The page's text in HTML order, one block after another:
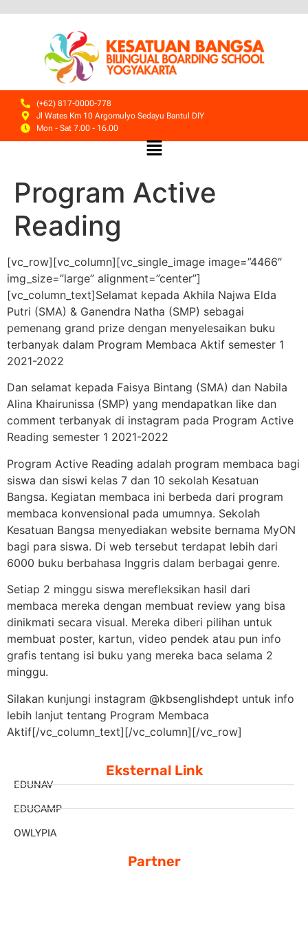
(+62) 817-0000-778
Jl Wates Km 10 Argomulyo Sedayu Bantul DIY
Mon - Sat 7.00 - 16.00
Program Active
Reading
[vc_row][vc_column][vc_single_image image=”4466″
img_size=”large” alignment=”center”]
[vc_column_text]Selamat kepada Akhila Najwa Elda
Putri (SMA) & Ganendra Natha (SMP) sebagai
pemenang grand prize dengan menyelesaikan buku
terbanyak dalam Program Membaca Aktif semester 1
2021-2022
Dan selamat kepada Faisya Bintang (SMA) dan Nabila
Alina Khairunissa (SMP) yang mendapatkan like dan
comment terbanyak di instagram pada Program Active
Reading semester 1 2021-2022
Program Active Reading adalah program membaca bagi
siswa dan siswi kelas 7 dan 10 sekolah Kesatuan
Bangsa. Kegiatan membaca ini berbeda dari program
membaca konvensional pada umumnya. Sekolah
Kesatuan Bangsa menyediakan website bernama MyON
bagi para siswa. Di web tersebut terdapat lebih dari
6000 buku berbahasa Inggris dalam berbagai genre.
Setiap 2 minggu siswa merefleksikan hasil dari
membaca mereka dengan membuat review yang bisa
dinikmati secara visual. Mereka diberi pilihan untuk
membuat poster, kartun, video pendek atau pun info
grafis tentang isi buku yang mereka baca selama 2
minggu.
Silakan kunjungi instagram @kbsenglishdept untuk info
lebih lanjut tentang Program Membaca
Aktif[/vc_column_text][/vc_column][/vc_row]
Eksternal Link
EDUNAV
EDUCAMP
OWLYPIA
Partner